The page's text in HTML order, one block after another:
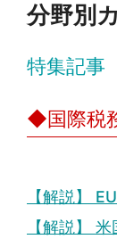
分野別
特集記事
◆国際税
【解説】
【解説】